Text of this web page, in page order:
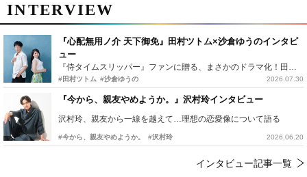
INTERVIEW
『心配無用ノ介 天下御免』田村ツトム×沙倉ゆうのインタビ
ュー
『侍タイムスリッパー』ファンに贈る、まさかのドラマ化！田村ツトム×沙倉ゆうのが語る『心配無用ノ介』撮影秘話
#田村ツトム #沙倉ゆうの 2026.07.30
『今から、親友やめようか。』沢村玲インタビュー
沢村玲、親友から一線を越えて…理想の恋愛像について語る
#今から、親友やめようか。 #沢村玲 2026.06.20
インタビュー記事一覧